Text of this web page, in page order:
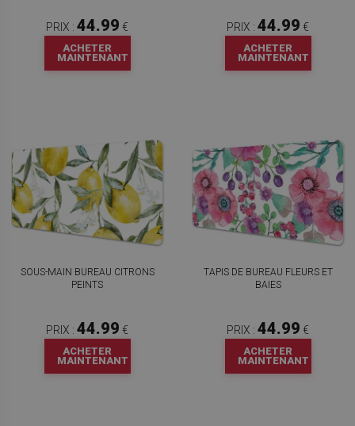
PRIX : 44.99 €
ACHETER
MAINTENANT
PRIX : 44.99 €
ACHETER
MAINTENANT
SOUS-MAIN BUREAU CITRONS
PEINTS
PRIX : 44.99 €
ACHETER
MAINTENANT
TAPIS DE BUREAU FLEURS ET
BAIES
PRIX : 44.99 €
ACHETER
MAINTENANT